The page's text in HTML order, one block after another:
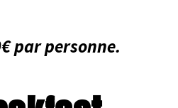
par personne.